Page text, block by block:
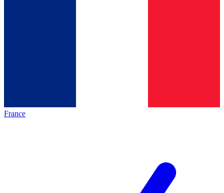
France